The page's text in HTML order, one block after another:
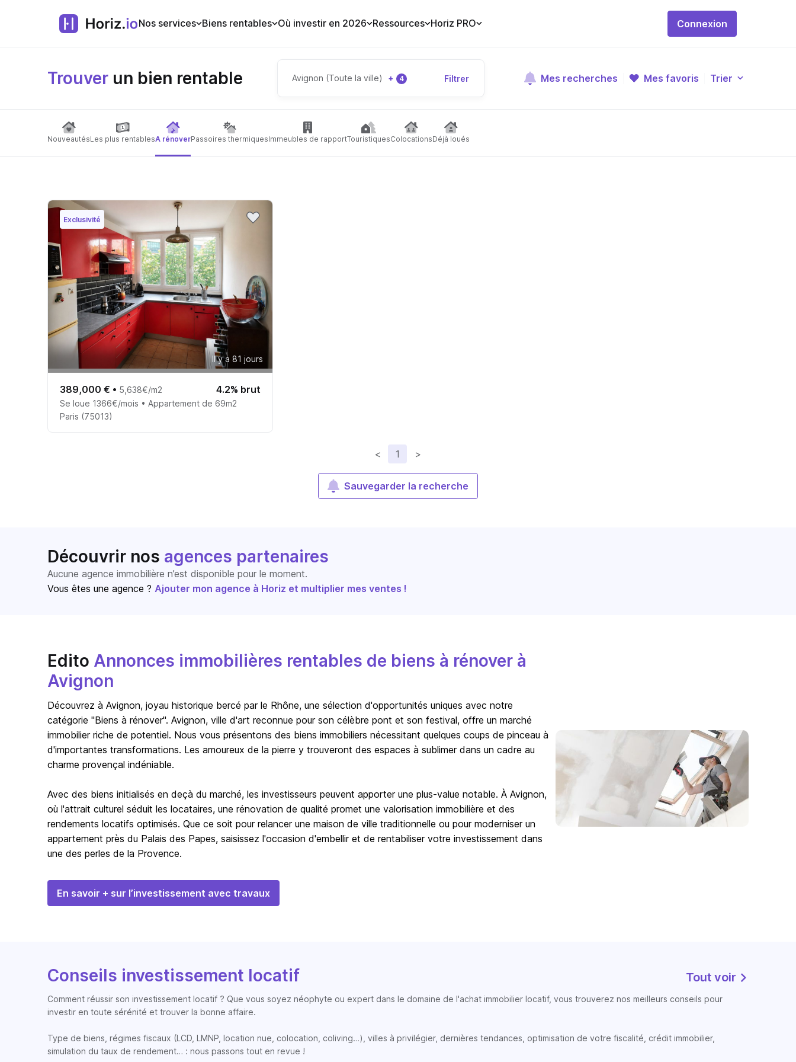
Nos services Biens rentables Où investir en 2026 Ressources Horiz PRO Connexion
Trouver un bien rentable Avignon (Toute la ville) + 4 Filtrer Mes recherches Mes favoris Trier
NouveautésLes plus rentablesA rénoverPassoires thermiquesImmeubles de rapportTouristiquesColocationsDéjà loués
Exclusivité
Il y a 81 jours
389,000 € • 5,638€/m2 4.2% brut
Se loue 1366€/mois • Appartement de 69m2
Paris (75013)
< 1 >
Sauvegarder la recherche
Découvrir nos agences partenaires
Aucune agence immobilière n’est disponible pour le moment.
Vous êtes une agence ? Ajouter mon agence à Horiz et multiplier mes ventes !
Edito Annonces immobilières rentables de biens à rénover à
Avignon
Découvrez à Avignon, joyau historique bercé par le Rhône, une sélection d'opportunités uniques avec notre
catégorie "Biens à rénover". Avignon, ville d'art reconnue pour son célèbre pont et son festival, offre un marché
immobilier riche de potentiel. Nous vous présentons des biens immobiliers nécessitant quelques coups de pinceau à
d'importantes transformations. Les amoureux de la pierre y trouveront des espaces à sublimer dans un cadre au
charme provençal indéniable.
Avec des biens initialisés en deçà du marché, les investisseurs peuvent apporter une plus-value notable. À Avignon,
où l'attrait culturel séduit les locataires, une rénovation de qualité promet une valorisation immobilière et des
rendements locatifs optimisés. Que ce soit pour relancer une maison de ville traditionnelle ou pour moderniser un
appartement près du Palais des Papes, saisissez l'occasion d'embellir et de rentabiliser votre investissement dans
une des perles de la Provence.
En savoir + sur l’investissement avec travaux
Conseils investissement locatif Tout voir
Comment réussir son investissement locatif ? Que vous soyez néophyte ou expert dans le domaine de l'achat immobilier locatif, vous trouverez nos meilleurs conseils pour
investir en toute sérénité et trouver la bonne affaire.
Type de biens, régimes fiscaux (LCD, LMNP, location nue, colocation, coliving…), villes à privilégier, dernières tendances, optimisation de votre fiscalité, crédit immobilier,
simulation du taux de rendement… : nous passons tout en revue !